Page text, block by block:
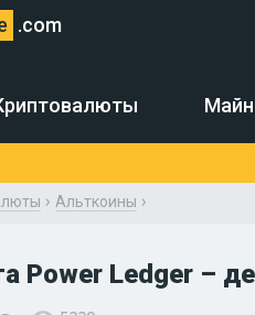
.com
› Альткоины ›
Power Ledger –